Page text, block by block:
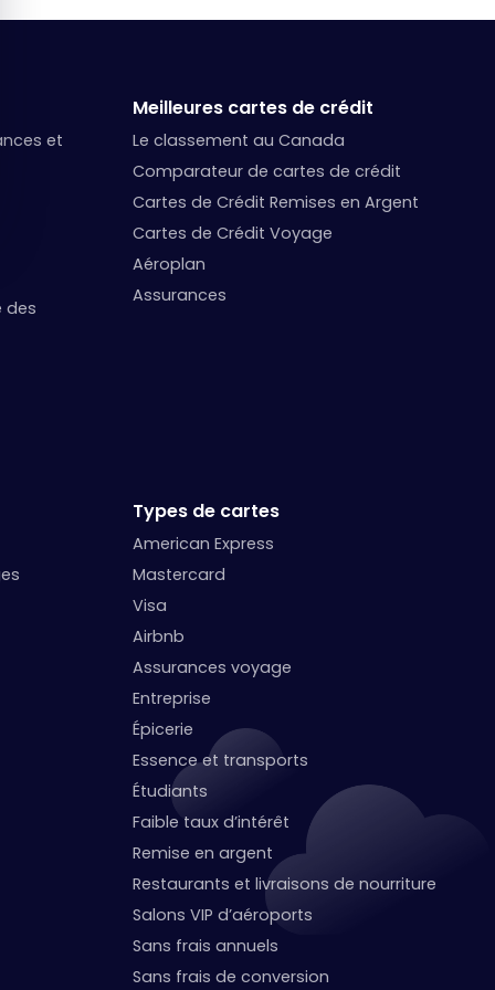
et
des
Meilleures cartes de crédit
Le classement au Canada
Comparateur de cartes de crédit
Cartes de Crédit Remises en Argent
Cartes de Crédit Voyage
Aéroplan
Assurances
Types de cartes
American Express
Mastercard
Visa
Airbnb
Assurances voyage
Entreprise
Épicerie
Essence et transports
Étudiants
Faible taux d’intérêt
Remise en argent
Restaurants et livraisons de nourriture
Salons VIP d’aéroports
Sans frais annuels
Sans frais de conversion